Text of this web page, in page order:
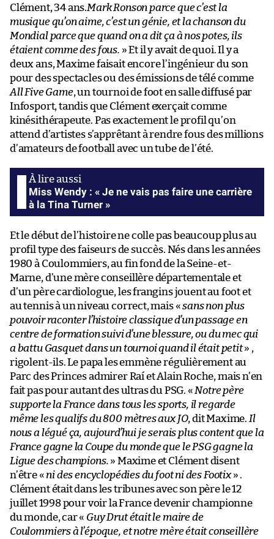
Clément, 34 ans.Mark Ronson parce que c’est la
musique qu’on aime, c’est un génie, et la chanson du
Mondial parce que quand on a dit ça à nos potes, ils
étaient comme des fous. » Et il y avait de quoi. Il y a
deux ans, Maxime faisait encore l’ingénieur du son
pour des spectacles ou des émissions de télé comme
All Five Game, un tournoi de foot en salle diffusé par
Infosport, tandis que Clément exerçait comme
kinésithérapeute. Pas exactement le profil qu’on
attend d’artistes s’apprêtant à rendre fous des millions
d’amateurs de football avec un tube de l’été.
Miss Wendy : « Je ne vais pas faire une carrière
à la Tina Turner »
Et le début de l’histoire ne colle pas beaucoup plus au
profil type des faiseurs de succès. Nés dans les années
1980 à Coulommiers, au fin fond de la Seine-et-
Marne, d’une mère conseillère départementale et
d’un père cardiologue, les frangins jouent au foot et
au tennis à un niveau correct, mais «sans non plus
pouvoir raconter l’histoire classique d’un passage en
centre de formation suivi d’une blessure, ou du mec qui
a battu Gasquet dans un tournoi quand il était petit» ,
rigolent-ils. Le papa les emmène régulièrement au
Parc des Princes admirer Raí et Alain Roche, mais n’en
fait pas pour autant des ultras du PSG. « Notre père
supporte la France dans tous les sports, il regarde
même les qualifs du 800 mètres aux JO, dit Maxime. Il
nous a légué ça, aujourd’hui je serais plus content que la
France gagne la Coupe du monde que le PSG gagne la
Ligue des champions. » Maxime et Clément disent
n’être « ni des encyclopédies du foot ni des Footix» .
Clément était dans les tribunes avec son père le 12
juillet 1998 pour voir la France devenir championne
du monde, car « Guy Drut était le maire de
Coulommiers à l’époque, et notre mère était conseillère